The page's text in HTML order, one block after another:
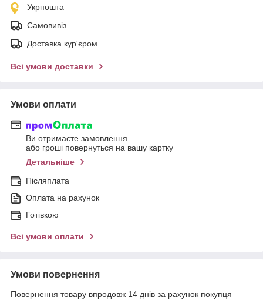
Укрпошта
Самовивіз
Доставка кур'єром
Всі умови доставки
Умови оплати
Ви отримаєте замовлення
або гроші повернуться на вашу картку
Детальніше
Післяплата
Оплата на рахунок
Готівкою
Всі умови оплати
Умови повернення
Повернення товару впродовж 14 днів за рахунок покупця